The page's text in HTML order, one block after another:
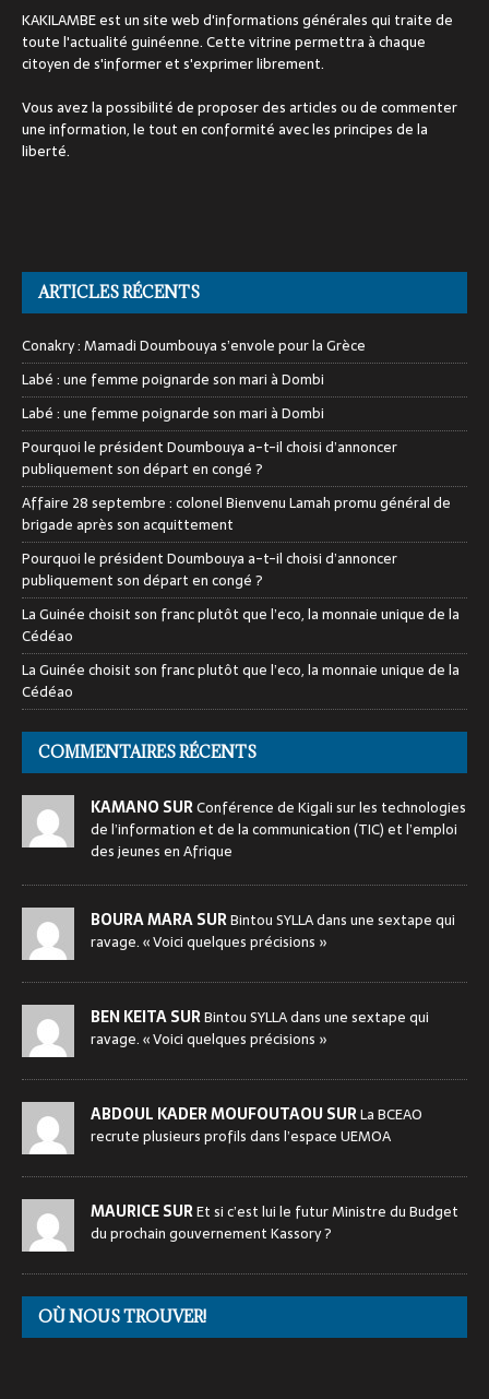
KAKILAMBE est un site web d'informations générales qui traite de
toute l'actualité guinéenne. Cette vitrine permettra à chaque
citoyen de s'informer et s'exprimer librement.
Vous avez la possibilité de proposer des articles ou de commenter
une information, le tout en conformité avec les principes de la
liberté.
ARTICLES RÉCENTS
Conakry : Mamadi Doumbouya s’envole pour la Grèce
Labé : une femme poignarde son mari à Dombi
Labé : une femme poignarde son mari à Dombi
Pourquoi le président Doumbouya a-t-il choisi d’annoncer
publiquement son départ en congé ?
Affaire 28 septembre : colonel Bienvenu Lamah promu général de
brigade après son acquittement
Pourquoi le président Doumbouya a-t-il choisi d’annoncer
publiquement son départ en congé ?
La Guinée choisit son franc plutôt que l’eco, la monnaie unique de la
Cédéao
La Guinée choisit son franc plutôt que l’eco, la monnaie unique de la
Cédéao
COMMENTAIRES RÉCENTS
KAMANO SURConférence de Kigali sur les technologies
de l’information et de la communication (TIC) et l’emploi
des jeunes en Afrique
BOURA MARA SURBintou SYLLA dans une sextape qui
ravage. « Voici quelques précisions »
BEN KEITA SURBintou SYLLA dans une sextape qui
ravage. « Voici quelques précisions »
ABDOUL KADER MOUFOUTAOU SURLa BCEAO
recrute plusieurs profils dans l’espace UEMOA
MAURICE SUREt si c’est lui le futur Ministre du Budget
du prochain gouvernement Kassory ?
OÙ NOUS TROUVER!